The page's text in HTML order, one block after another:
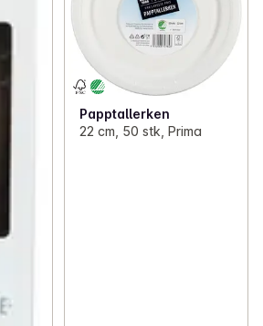
Papptallerken
22 cm, 50 stk, Prima